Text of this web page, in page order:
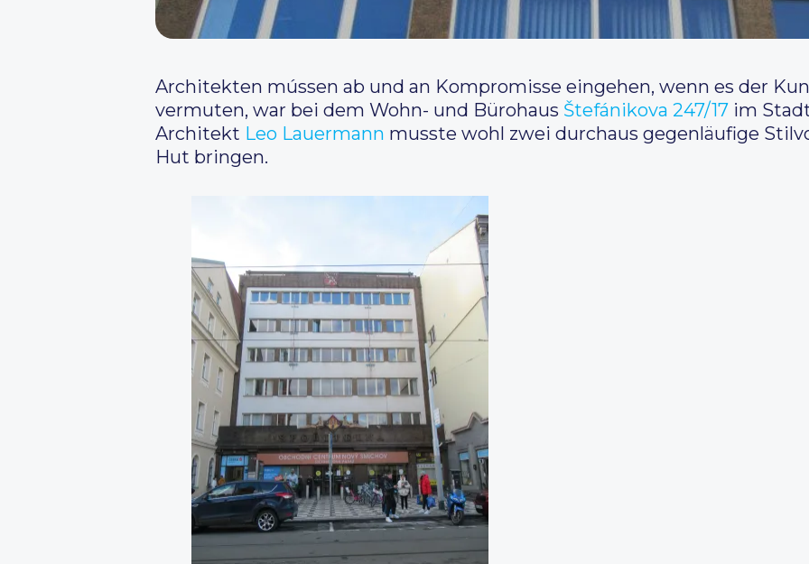
Architekten mússen ab und an Kompromisse eingehen, wenn es der
vermuten, war bei dem Wohn- und Bürohaus Štefánikova 247/17 im
Architekt Leo Lauermann musste wohl zwei durchaus gegenläufige
Hut bringen.